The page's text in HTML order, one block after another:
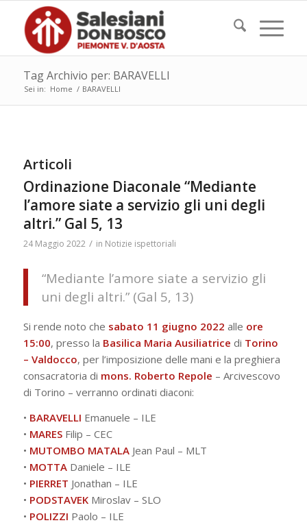
Tag Archivio per: BARAVELLI
Sei in: Home / BARAVELLI
Articoli
Ordinazione Diaconale “Mediante
l’amore siate a servizio gli uni degli
altri.” Gal 5, 13
24 Maggio 2022 / in Notizie ispettoriali
“Mediante l’amore siate a servizio gli
uni degli altri.” (Gal 5, 13)
Si rende noto che sabato 11 giugno 2022 alle ore
15:00, presso la Basilica Maria Ausiliatrice di Torino
– Valdocco, per l’imposizione delle mani e la preghiera
consacratoria di mons. Roberto Repole – Arcivescovo
di Torino – verranno ordinati diaconi:
• BARAVELLI Emanuele – ILE
• MARESFilip – CEC
• MUTOMBO MATALAJean Paul – MLT
• MOTTADaniele – ILE
• PIERRET Jonathan – ILE
• PODSTAVEKMiroslav – SLO
• POLIZZI Paolo – ILE